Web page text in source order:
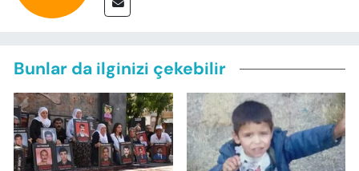
Bunlar da ilginizi çekebilir